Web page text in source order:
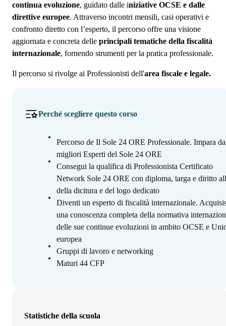
continua evoluzione, guidato dalle iniziative OCSE e dalle
direttive europee. Attraverso incontri mensili, casi operativi e
confronto diretto con l’esperto, il percorso offre una visione
aggiornata e concreta delle principali tematiche della fiscalità
internazionale, fornendo strumenti per la pratica professionale.
Il percorso si rivolge ai Professionisti dell'area fiscale e legale.
Perché scegliere questo corso
Percorso de Il Sole 24 ORE Professionale. Impara
migliori Esperti del Sole 24 ORE
Consegui la qualifica di Professionista Certificato
Network Sole 24 ORE con diploma, targa e diritto
della dicitura e del logo dedicato
Diventi un esperto di fiscalità internazionale.
una conoscenza completa della normativa
delle sue continue evoluzioni in ambito OCSE e
europea
Gruppi di lavoro e networking
Maturi 44 CFP
Statistiche della scuola